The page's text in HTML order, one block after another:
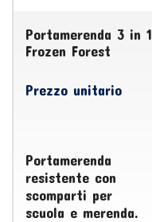
Portamerenda 3 in 1
Frozen Forest
Prezzo unitario
Portamerenda
resistente con
scomparti per
scuola e merenda.